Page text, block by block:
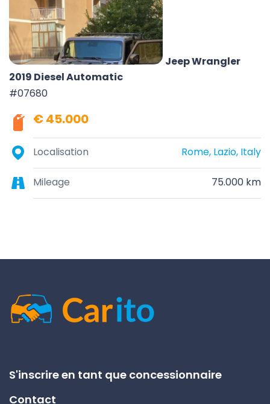
Jeep Wrangler
2019 Diesel Automatic
#07680
€ 45.000
Localisation Rome, Lazio, Italy
Mileage 75.000 km
S'inscrire en tant que concessionnaire
Contact